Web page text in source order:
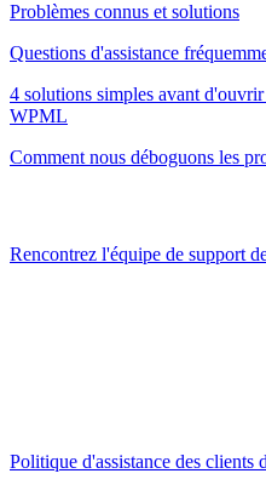
Problèmes connus et solutions
Questions d'assistance
4 solutions simples avant
WPML
Comment nous déboguons les
Rencontrez l'équipe de support
Politique d'assistance des clients